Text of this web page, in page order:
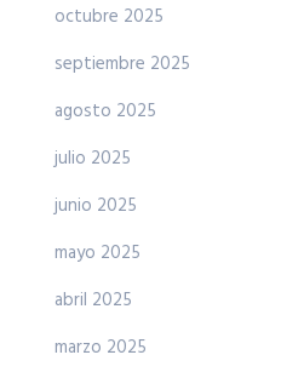
octubre 2025
septiembre 2025
agosto 2025
julio 2025
junio 2025
mayo 2025
abril 2025
marzo 2025